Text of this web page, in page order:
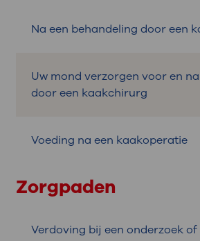
Na een behandeling door een
Uw mond verzorgen voor en
door een kaakchirurg
Voeding na een kaakoperatie
Zorgpaden
Verdoving bij een onderzoek